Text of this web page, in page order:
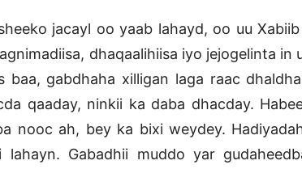
jacayl oo yaab lahayd, oo uu Xabiib
dhaqaalihiisa iyo jejogelinta in
baa, gabdhaha xilligan laga raac
qaaday, ninkii ka daba dhacday.
nooc ah, bey ka bixi weydey.
Gabadhii muddo yar